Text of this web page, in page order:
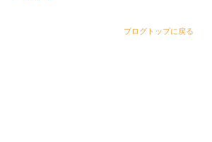
ブログトップに戻る